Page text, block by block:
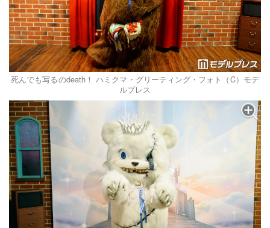
死んでも写るのdeath！ ハミクマ・グリーティング・フォト（C）モデ
ルプレス